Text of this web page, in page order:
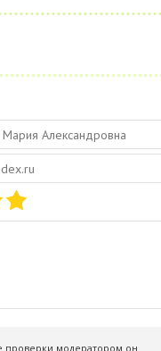
проверки модератором он